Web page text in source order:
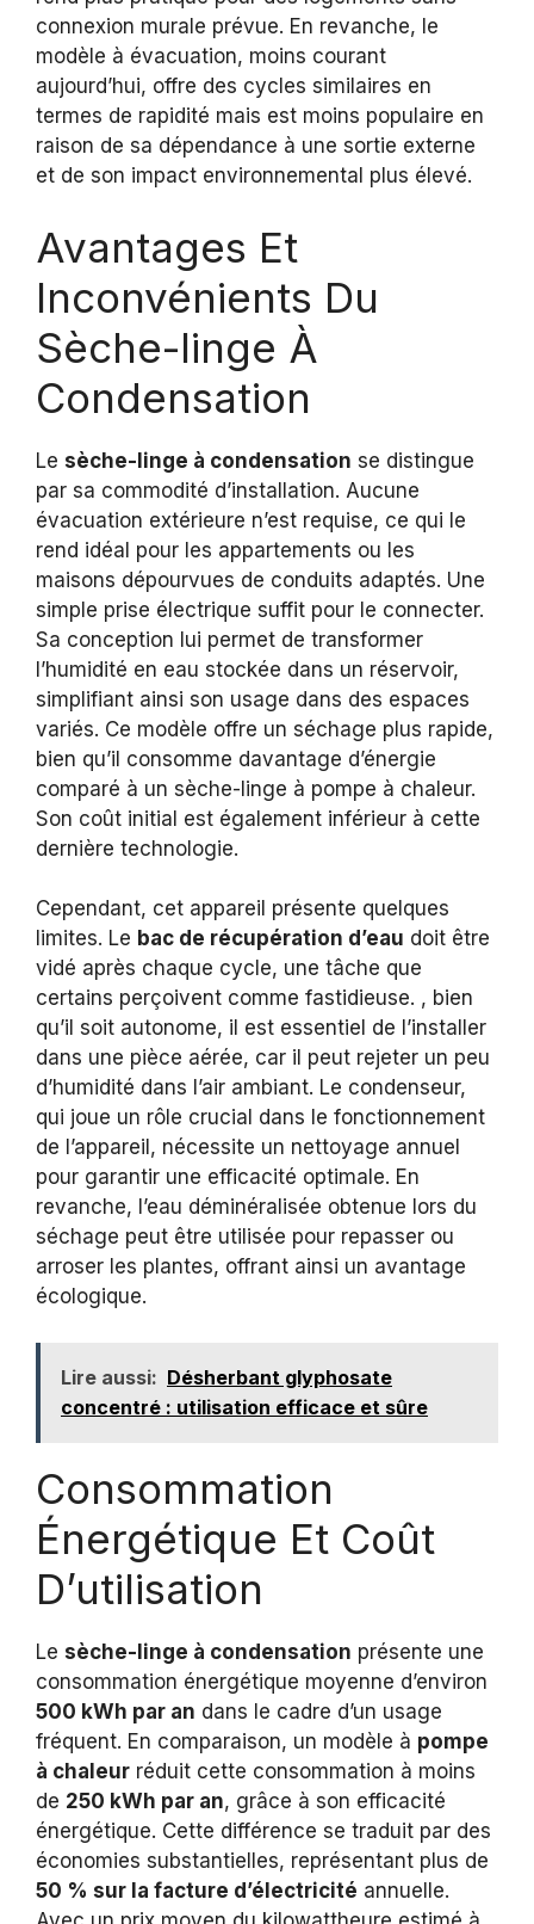
connexion murale prévue. En revanche, le
modèle à évacuation, moins courant
aujourd’hui, offre des cycles similaires en
termes de rapidité mais est moins populaire en
raison de sa dépendance à une sortie externe
et de son impact environnemental plus élevé.
Avantages Et
Inconvénients Du
Sèche-linge À
Condensation
Le sèche-linge à condensation se distingue
par sa commodité d’installation. Aucune
évacuation extérieure n’est requise, ce qui le
rend idéal pour les appartements ou les
maisons dépourvues de conduits adaptés. Une
simple prise électrique suffit pour le connecter.
Sa conception lui permet de transformer
l’humidité en eau stockée dans un réservoir,
simplifiant ainsi son usage dans des espaces
variés. Ce modèle offre un séchage plus rapide,
bien qu’il consomme davantage d’énergie
comparé à un sèche-linge à pompe à chaleur.
Son coût initial est également inférieur à cette
dernière technologie.
Cependant, cet appareil présente quelques
limites. Le bac de récupération d’eau doit être
vidé après chaque cycle, une tâche que
certains perçoivent comme fastidieuse. , bien
qu’il soit autonome, il est essentiel de l’installer
dans une pièce aérée, car il peut rejeter un peu
d’humidité dans l’air ambiant. Le condenseur,
qui joue un rôle crucial dans le fonctionnement
de l’appareil, nécessite un nettoyage annuel
pour garantir une efficacité optimale. En
revanche, l’eau déminéralisée obtenue lors du
séchage peut être utilisée pour repasser ou
arroser les plantes, offrant ainsi un avantage
écologique.
Lire aussi: Désherbant glyphosate
concentré : utilisation efficace et sûre
Consommation
Énergétique Et Coût
D’utilisation
Le sèche-linge à condensation présente une
consommation énergétique moyenne d’environ
500 kWh par an dans le cadre d’un usage
fréquent. En comparaison, un modèle à pompe
à chaleur réduit cette consommation à moins
de 250 kWh par an, grâce à son efficacité
énergétique. Cette différence se traduit par des
économies substantielles, représentant plus de
50 % sur la facture d’électricité annuelle.